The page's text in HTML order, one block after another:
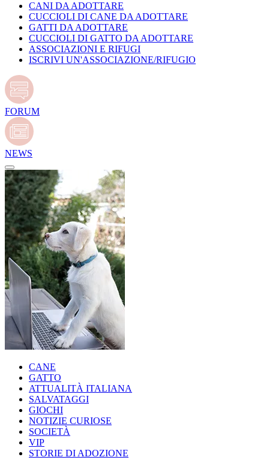
CANI DA ADOTTARE
CUCCIOLI DI CANE DA ADOTTARE
GATTI DA ADOTTARE
CUCCIOLI DI GATTO DA ADOTTARE
ASSOCIAZIONI E RIFUGI
ISCRIVI UN'ASSOCIAZIONE/RIFUGIO
FORUM
NEWS
CANE
GATTO
ATTUALITÀ ITALIANA
SALVATAGGI
GIOCHI
NOTIZIE CURIOSE
SOCIETÀ
VIP
STORIE DI ADOZIONE